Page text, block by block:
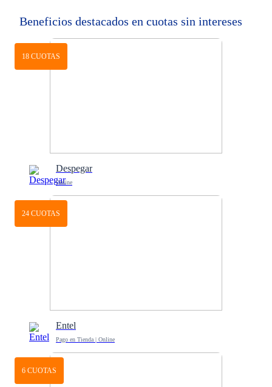
Beneficios destacados en cuotas sin intereses
18 CUOTAS
Despegar
Online
24 CUOTAS
Entel
Pago en Tienda | Online
6 CUOTAS